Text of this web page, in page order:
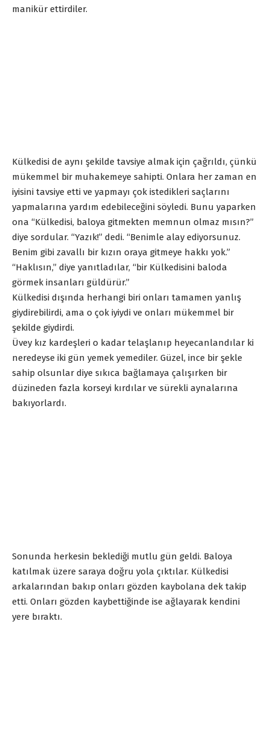
manikür ettirdiler.
Külkedisi de aynı şekilde tavsiye almak için çağrıldı, çünkü
mükemmel bir muhakemeye sahipti. Onlara her zaman en
iyisini tavsiye etti ve yapmayı çok istedikleri saçlarını
yapmalarına yardım edebileceğini söyledi. Bunu yaparken
ona “Külkedisi, baloya gitmekten memnun olmaz mısın?”
diye sordular. “Yazık!” dedi. “Benimle alay ediyorsunuz.
Benim gibi zavallı bir kızın oraya gitmeye hakkı yok.”
“Haklısın,” diye yanıtladılar, “bir Külkedisini baloda
görmek insanları güldürür.”
Külkedisi dışında herhangi biri onları tamamen yanlış
giydirebilirdi, ama o çok iyiydi ve onları mükemmel bir
şekilde giydirdi.
Üvey kız kardeşleri o kadar telaşlanıp heyecanlandılar ki
neredeyse iki gün yemek yemediler. Güzel, ince bir şekle
sahip olsunlar diye sıkıca bağlamaya çalışırken bir
düzineden fazla korseyi kırdılar ve sürekli aynalarına
bakıyorlardı.
Sonunda herkesin beklediği mutlu gün geldi. Baloya
katılmak üzere saraya doğru yola çıktılar. Külkedisi
arkalarından bakıp onları gözden kaybolana dek takip
etti. Onları gözden kaybettiğinde ise ağlayarak kendini
yere bıraktı.